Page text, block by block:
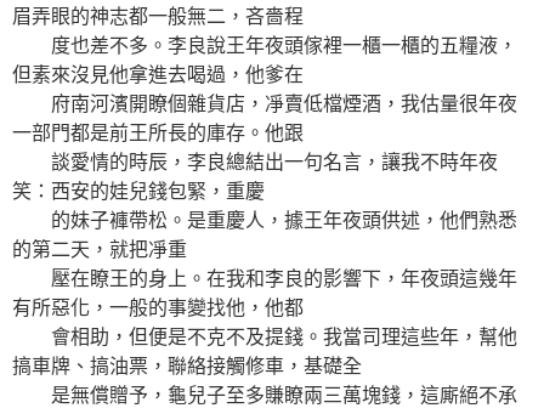
眉弄眼的神志都一般無二，吝嗇程
度也差不多。李良說王年夜頭傢裡一櫃一櫃的五糧液，
但素來沒見他拿進去喝過，他爹在
府南河濱開瞭個雜貨店，凈賣低檔煙酒，我估量很年夜
一部門都是前王所長的庫存。他跟
談愛情的時辰，李良總結出一句名言，讓我不時年夜
笑：西安的娃兒錢包緊，重慶
的妹子褲帶松。是重慶人，據王年夜頭供述，他們熟悉
的第二天，就把凈重
壓在瞭王的身上。在我和李良的影響下，年夜頭這幾年
有所惡化，一般的事變找他，他都
會相助，但便是不克不及提錢。我當司理這些年，幫他
搞車牌、搞油票，聯絡接觸修車，基礎全
是無償贈予，龜兒子至多賺瞭兩三萬塊錢，這廝絕不承